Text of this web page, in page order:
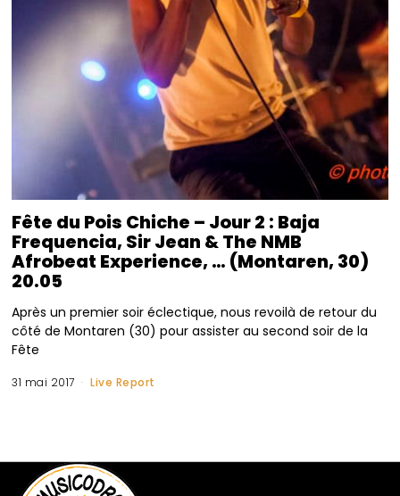
Fête du Pois Chiche – Jour 2 : Baja
Frequencia, Sir Jean & The NMB
Afrobeat Experience, … (Montaren, 30)
20.05
Après un premier soir éclectique, nous revoilà de retour du
côté de Montaren (30) pour assister au second soir de la
Fête
31 mai 2017 Live Report